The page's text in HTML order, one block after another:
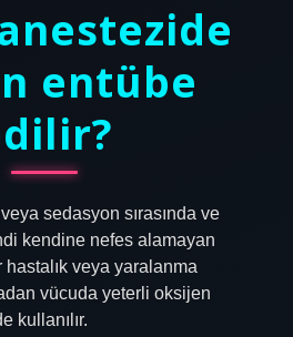
entübe
sedasyon sırasında ve
kendine nefes alamayan
veya yaralanma
vücuda yeterli oksijen
kullanılır.